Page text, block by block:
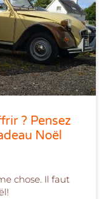
? Pensez
Noël
chose. Il faut
de Noël!